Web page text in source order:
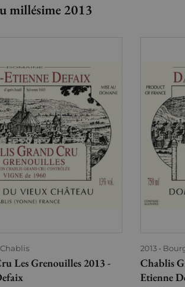
millésime 2013
Chablis
Les Grenouilles 2013 -
2013
Chablis
Etienne